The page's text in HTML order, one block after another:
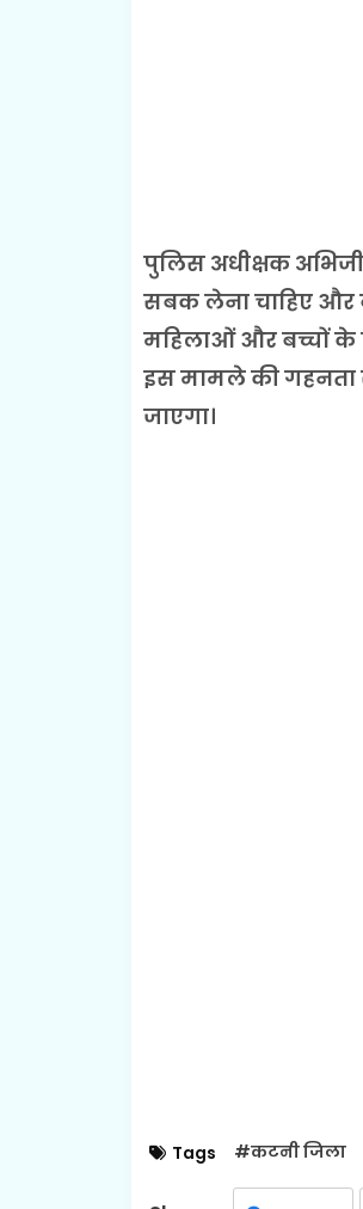
पुलिस अधीक्षक
सबक लेना चाहिए और
महिलाओं और बच्चों के
इस मामले की गहनता
जाएगा।
Tags #कटनी जिला